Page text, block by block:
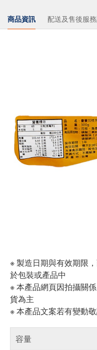
商品資訊 配送及售後服
※ 製造日期與有效期限
於包裝或產品中
※ 本產品網頁因拍攝關
貨為主
※ 本產品文案若有變動
容量